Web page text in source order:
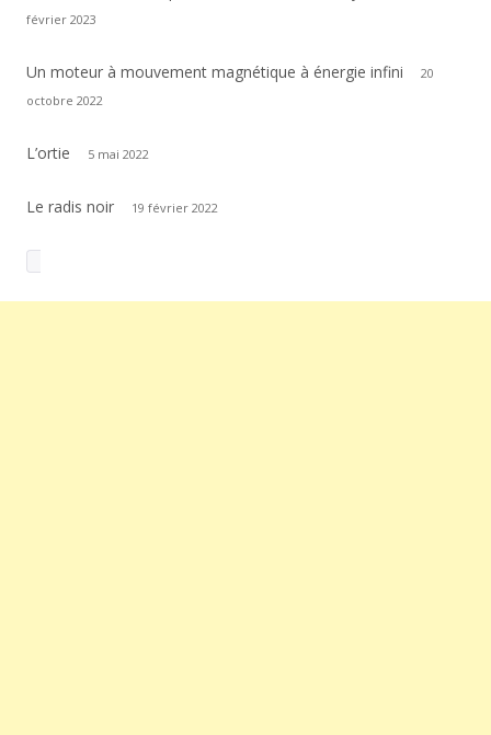
février 2023
Un moteur à mouvement magnétique à énergie infini
20
octobre 2022
L’ortie 5 mai 2022
Le radis noir 19 février 2022